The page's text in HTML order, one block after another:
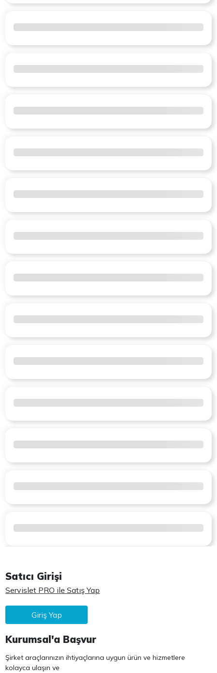
Satıcı Girişi
Servislet PRO ile Satış Yap
Giriş Yap
Kurumsal'a Başvur
Şirket araçlarınızın ihtiyaçlarına uygun ürün ve hizmetlere
kolayca ulaşın ve